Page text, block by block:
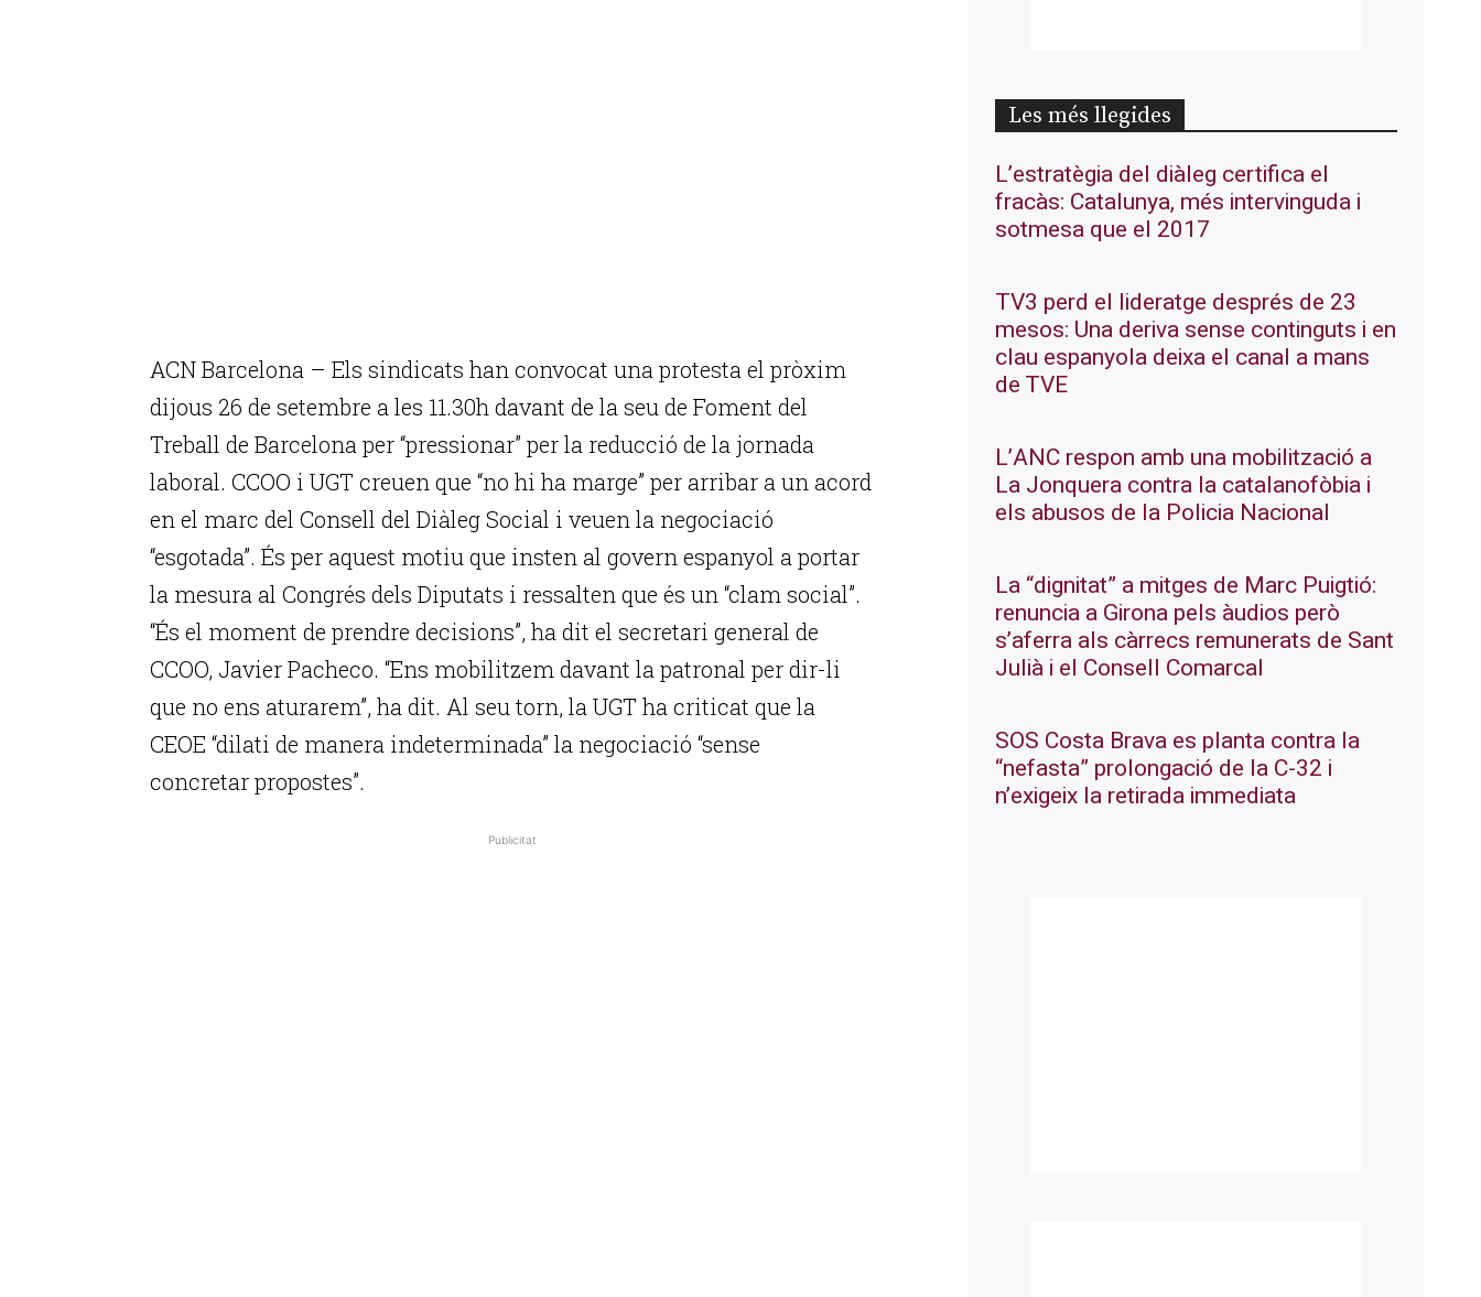
ACN Barcelona – Els sindicats han convocat una protesta el pròxim
dijous 26 de setembre a les 11.30h davant de la seu de Foment del
Treball de Barcelona per “pressionar” per la reducció de la jornada
laboral. CCOO i UGT creuen que “no hi ha marge” per arribar a un acord
en el marc del Consell del Diàleg Social i veuen la negociació
“esgotada”. És per aquest motiu que insten al govern espanyol a portar
la mesura al Congrés dels Diputats i ressalten que és un “clam social”.
“És el moment de prendre decisions”, ha dit el secretari general de
CCOO, Javier Pacheco. “Ens mobilitzem davant la patronal per dir-li
que no ens aturarem”, ha dit. Al seu torn, la UGT ha criticat que la
CEOE “dilati de manera indeterminada” la negociació “sense
concretar propostes”.
Publicitat
Les més llegides
L’estratègia del diàleg certifica el
fracàs: Catalunya, més intervinguda i
sotmesa que el 2017
TV3 perd el lideratge després de 23
mesos: Una deriva sense continguts i en
clau espanyola deixa el canal a mans
de TVE
L’ANC respon amb una mobilització a
La Jonquera contra la catalanofòbia i
els abusos de la Policia Nacional
La “dignitat” a mitges de Marc Puigtió:
renuncia a Girona pels àudios però
s’aferra als càrrecs remunerats de Sant
Julià i el Consell Comarcal
SOS Costa Brava es planta contra la
“nefasta” prolongació de la C-32 i
n’exigeix la retirada immediata